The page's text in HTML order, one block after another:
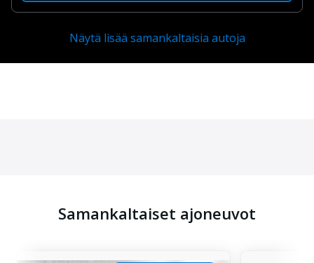
Näytä lisää samankaltaisia autoja
Samankaltaiset ajoneuvot